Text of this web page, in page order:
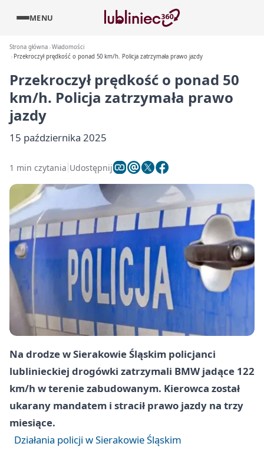
MENU
Strona główna Wiadomości
Przekroczył prędkość o ponad 50 km/h. Policja zatrzymała prawo jazdy
Przekroczył prędkość o ponad 50
km/h. Policja zatrzymała prawo
jazdy
15 października 2025
1 min czytania Udostępnij
Na drodze w Sierakowie Śląskim policjanci
lublinieckiej drogówki zatrzymali BMW jadące 122
km/h w terenie zabudowanym. Kierowca został
ukarany mandatem i stracił prawo jazdy na trzy
miesiące.
Działania policji w Sierakowie Śląskim